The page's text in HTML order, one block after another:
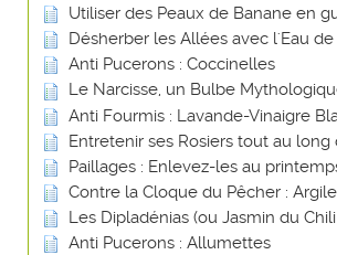
Utiliser des Peaux de Banane en
Désherber les Allées avec l'Eau
Anti Pucerons : Coccinelles
Le Narcisse, un Bulbe
Anti Fourmis : Lavande-Vinaigre
Entretenir ses Rosiers tout au long
Paillages : Enlevez-les au
Contre la Cloque du Pêcher : Argile
Les Dipladénias (ou Jasmin du
Anti Pucerons : Allumettes